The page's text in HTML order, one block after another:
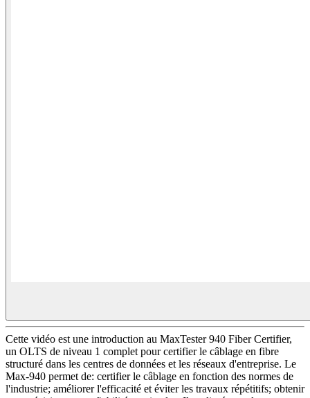
Cette vidéo est une introduction au MaxTester 940 Fiber Certifier,
un OLTS de niveau 1 complet pour certifier le câblage en fibre
structuré dans les centres de données et les réseaux d'entreprise. Le
Max-940 permet de: certifier le câblage en fonction des normes de
l'industrie; améliorer l'efficacité et éviter les travaux répétitifs; obtenir